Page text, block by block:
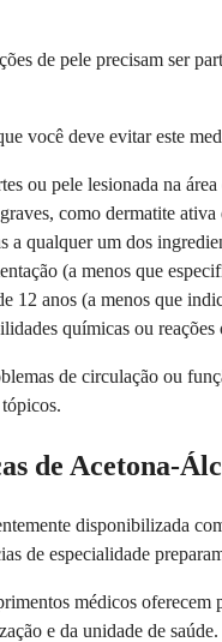
de pele precisam ser
você deve evitar este
ou pele lesionada na
como dermatite ativa
a qualquer um dos
(a menos que
12 anos (a menos que
químicas ou reações
de circulação ou
de Acetona-
disponibilizada
de especialidade
médicos
e da unidade de saúde.